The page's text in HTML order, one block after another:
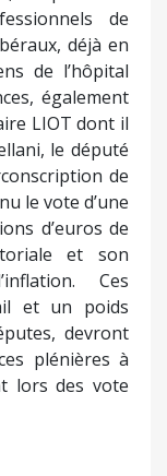
de
déjà en
de l’hôpital
également
LIOT dont il
le député
de
le vote d’une
d’euros de
et son
Ces
et un poids
devront
plénières à
lors des vote